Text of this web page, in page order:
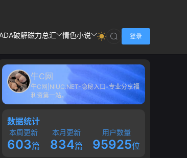
破解磁力总汇 情色小说 登录
牛C网
牛C网|NIUC.NET-隐秘入口-专业分享福
利资第一站。
数据统计
本周更新
603篇
本月更新
834篇
用户数量
95925位